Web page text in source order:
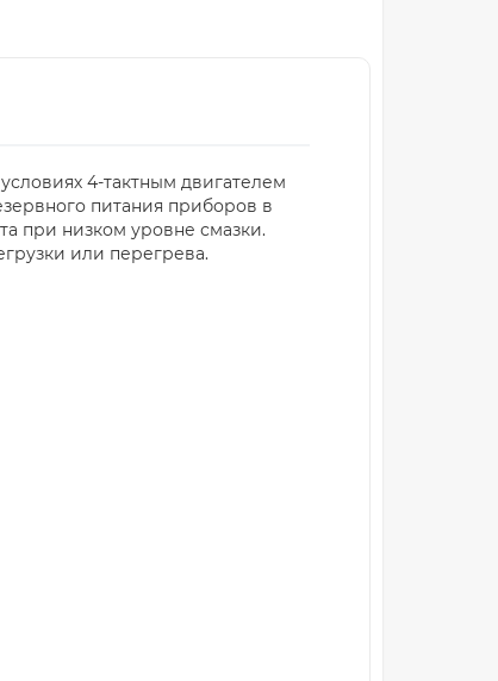
4-тактным двигателем
питания приборов в
при низком уровне смазки.
или перегрева.